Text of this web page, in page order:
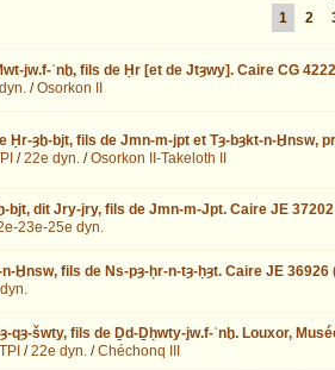
1
2
jw.f-ʿnḫ, fils de Ḥr [et de Jtȝwy]. Caire CG
/Osorkon II
Ḥr-ȝḫ-bjt, fils de Jmn-m-jpt et Tȝ-bȝkt-n-
/22e dyn. /Osorkon II-Takeloth II
bjt, dit Jry-jry, fils de Jmn-m-Jpt. Caire JE 37202
23e-25e dyn.
Ḫnsw, fils de Ns-pȝ-ḥr-n-tȝ-ḥȝt. Caire JE 36926
qȝ-šwty, fils de Ḏd-Ḏḥwty-jw.f-ʿnḫ. Louxor,
TPI /22e dyn. /Chéchonq III